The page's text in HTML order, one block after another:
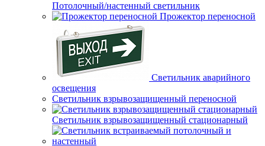
Потолочный/настенный светильник
Прожектор переносной
Светильник аварийного
освещения
Светильник взрывозащищенный переносной
Светильник взрывозащищенный стационарный